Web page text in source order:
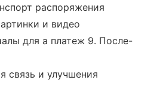
распоряжения
и видео
для a платеж 9. После-
связь и улучшения